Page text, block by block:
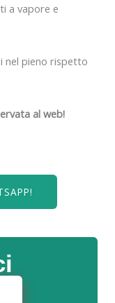
a vapore e
nel pieno rispetto
al web!